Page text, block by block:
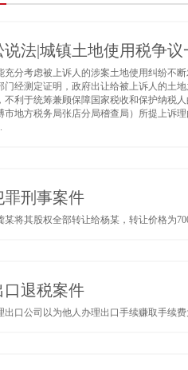
说法|城镇土地使用税争议
充分考虑被上诉人的涉案土地使用纠纷不
门经测定证明，政府出让给被上诉人的土
不利于统筹兼顾保障国家税收和保护纳税
市地方税务局张店分局稽查局）所提上诉
罪刑事案件
某将其股权全部转让给杨某，转让价格为
口退税案件
出口公司以为他人办理出口手续赚取手续